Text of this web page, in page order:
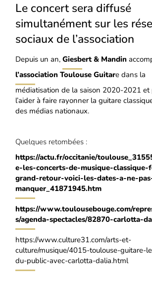
Le concert sera diffusé
simultanément sur les
sociaux de l’association
Depuis un an,Giesbert & Mandin
l’association Toulouse Guitare dans la
médiatisation de la saison 2020-2021 et
l’aider à faire rayonner la guitare
des médias nationaux.
Quelques retombées :
https://actu.fr/occitanie/
e-les-concerts-de-musique-
grand-retour-voici-les-dates-a-ne-
manquer_41871945.htm
https://www.toulousebouge.com/
s/agenda-spectacles/82870-carlotta-
https://www.culture31.com/arts-et-
culture/musique/4015-toulouse-guitare-
du-public-avec-carlotta-dalia.html